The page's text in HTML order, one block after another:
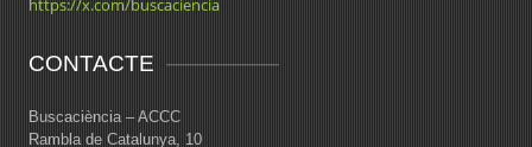
https://x.com/buscaciencia
CONTACTE
Buscaciència – ACCC
Rambla de Catalunya, 10